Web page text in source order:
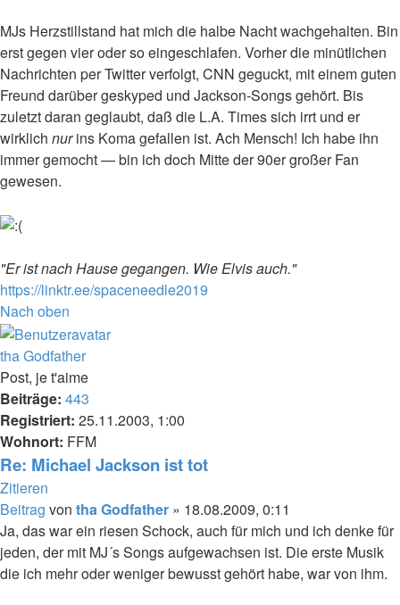
MJs Herzstillstand hat mich die halbe Nacht wachgehalten. Bin
erst gegen vier oder so eingeschlafen. Vorher die minütlichen
Nachrichten per Twitter verfolgt, CNN geguckt, mit einem guten
Freund darüber geskyped und Jackson-Songs gehört. Bis
zuletzt daran geglaubt, daß die L.A. Times sich irrt und er
wirklich nurins Koma gefallen ist. Ach Mensch! Ich habe ihn
immer gemocht — bin ich doch Mitte der 90er großer Fan
gewesen.
"Er ist nach Hause gegangen. Wie Elvis auch."
https://linktr.ee/spaceneedle2019
Nach oben
tha Godfather
Post, je t'aime
Beiträge: 443
Registriert: 25.11.2003, 1:00
Wohnort: FFM
Re: Michael Jackson ist tot
Zitieren
Beitrag von tha Godfather » 18.08.2009, 0:11
Ja, das war ein riesen Schock, auch für mich und ich denke für
jeden, der mit MJ´s Songs aufgewachsen ist. Die erste Musik
die ich mehr oder weniger bewusst gehört habe, war von ihm.